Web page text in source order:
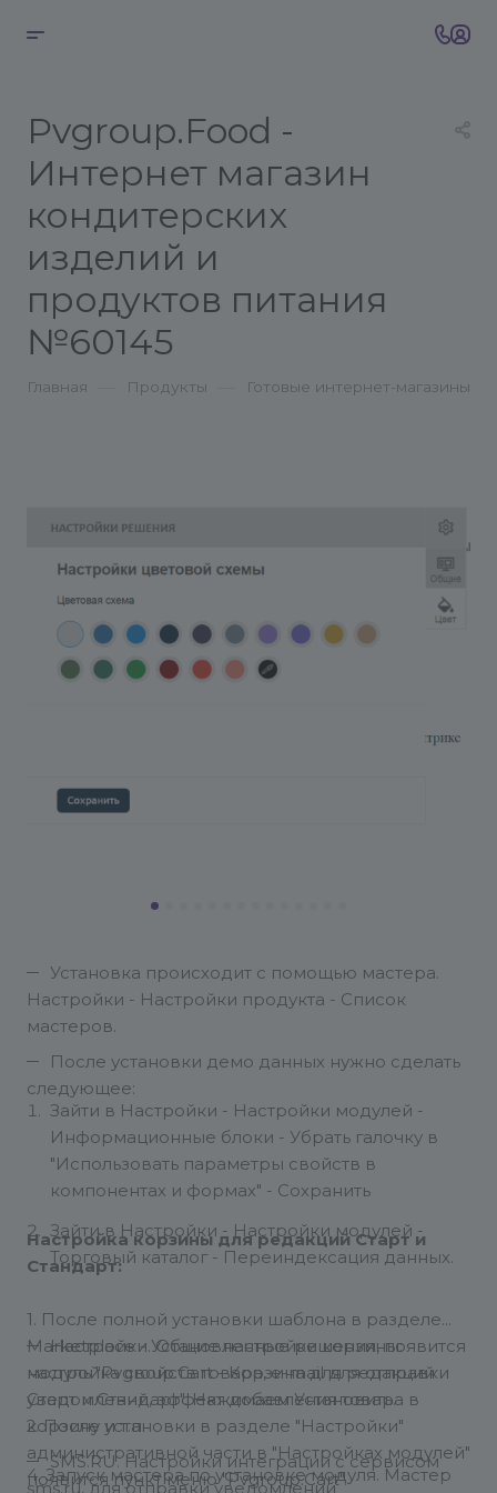
Pvgroup.Food -
Интернет магазин
кондитерских
изделий и
продуктов питания
№60145
Главная Продукты Готовые интернет-магазины
Установка происходит с помощью мастера.
Настройки - Настройки продукта - Список
мастеров.
После установки демо данных нужно сделать
следующее:
Зайти в Настройки - Настройки модулей -
Информационные блоки - Убрать галочку в
"Использовать параметры свойств в
компонентах и формах" - Сохранить
Зайти в Настройки - Настройки модулей -
Торговый каталог - Переиндексация данных.
Настройка корзины для редакций Старт и
Стандарт:
1. После полной установки шаблона в разделе
Marketplace - Установленные решения, появится
модуль "Pvgroup.Cart - Корзина для редакций
Старт и Стандарт". Нажимаем Установить.
2. После установки в разделе "Настройки"
административной части в "Настройках модулей"
появится пункт меню "Pvgroup.Cart".
Настройки. Общие настройки корзины:
настройка свойств товара, e-mail для отправки
уведомлений, эффект добавления товара в
корзину и т.п.
SMS.RU. Настройки интеграции с сервисом
sms.ru, для отправки уведомлений
4. Запуск мастера по установке модуля. Мастер